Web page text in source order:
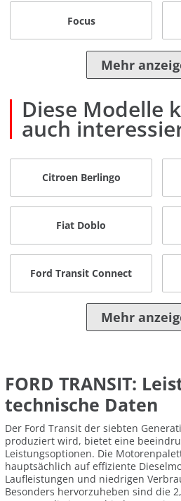
Focus
Mehr
Diese Modelle
auch
Citroen Berlingo
Fiat Doblo
Ford Transit Connect
Mehr
FORD TRANSIT:
technische Daten
Der Ford Transit der siebten
produziert wird, bietet eine
Leistungsoptionen. Die
hauptsächlich auf effiziente
Laufleistungen und niedrigen
Besonders hervorzuheben sind die